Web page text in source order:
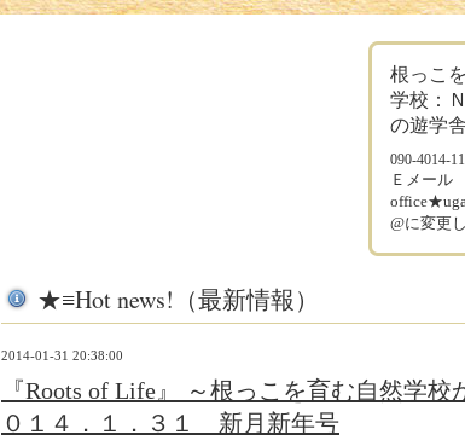
根っこ
学校：
の遊学
090-4014-
Ｅメー
@に変更
★≡Hot news!（最新情報）
2014-01-31 20:38:00
『Roots of Life』 ～根っこを育む自然学
０１４．１．３１ 新月新年号